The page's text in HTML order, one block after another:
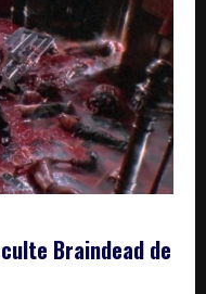
Braindead de